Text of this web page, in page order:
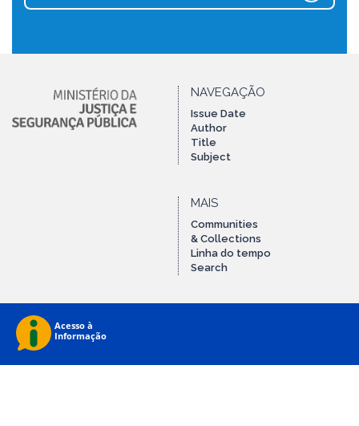
NAVEGAÇÃO
Issue Date
Author
Title
Subject
MAIS
Communities
& Collections
Linha do tempo
Search